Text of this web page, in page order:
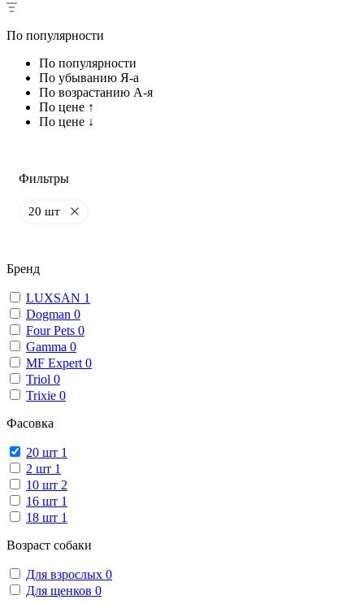
По популярности
По популярности
По убыванию Я-а
По возрастанию А-я
По цене ↑
По цене ↓
Фильтры
20 шт
Бренд
LUXSAN 1
Dogman 0
Four Pets 0
Gamma 0
MF Expert 0
Triol 0
Trixie 0
Фасовка
20 шт 1
2 шт 1
10 шт 2
16 шт 1
18 шт 1
Возраст собаки
Для взрослых 0
Для щенков 0